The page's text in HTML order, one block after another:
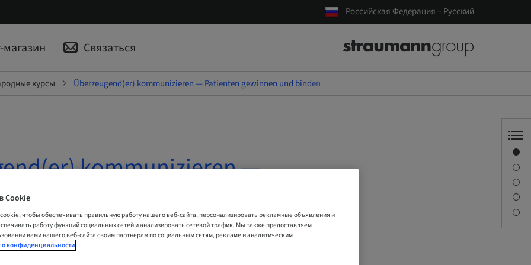
Российская Федерация – Русский
Связаться
курсы Überzeugend(er) kommunizieren — Patienten gewinnen und binden
kommunizieren —
und binden
| Online
Cookie
чтобы обеспечивать правильную работу нашего веб-сайта, персонализировать рекламные объявления и
работу функций социальных сетей и анализировать сетевой трафик. Мы также предоставляем
вами нашего веб-сайта своим партнерам по социальным сетям, рекламе и аналитическим
конфиденциальности